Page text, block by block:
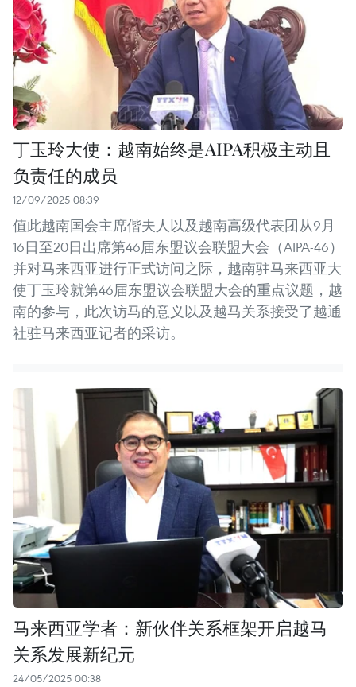
丁玉玲大使：越南始终是AIPA积极主动且
负责任的成员
12/09/2025 08:39
值此越南国会主席偕夫人以及越南高级代表团从9月
16日至20日出席第46届东盟议会联盟大会（AIPA-46）
并对马来西亚进行正式访问之际，越南驻马来西亚大
使丁玉玲就第46届东盟议会联盟大会的重点议题，越
南的参与，此次访马的意义以及越马关系接受了越通
社驻马来西亚记者的采访。
马来西亚学者：新伙伴关系框架开启越马
关系发展新纪元
24/05/2025 00:38